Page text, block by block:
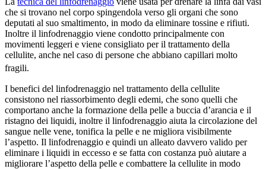
che si trovano nel corpo spingendola verso gli organi che sono
deputati al suo smaltimento, in modo da eliminare tossine e rifiuti.
Inoltre il linfodrenaggio viene condotto principalmente con
movimenti leggeri e viene consigliato per il trattamento della
cellulite, anche nel caso di persone che abbiano capillari molto
fragili.
I benefici del linfodrenaggio nel trattamento della cellulite
consistono nel riassorbimento degli edemi, che sono quelli che
comportano anche la formazione della pelle a buccia d’arancia e il
ristagno dei liquidi, inoltre il linfodrenaggio aiuta la circolazione del
sangue nelle vene, tonifica la pelle e ne migliora visibilmente
l’aspetto. Il linfodrenaggio e quindi un alleato davvero valido per
eliminare i liquidi in eccesso e se fatta con costanza può aiutare a
migliorare l’aspetto della pelle e combattere la cellulite in modo